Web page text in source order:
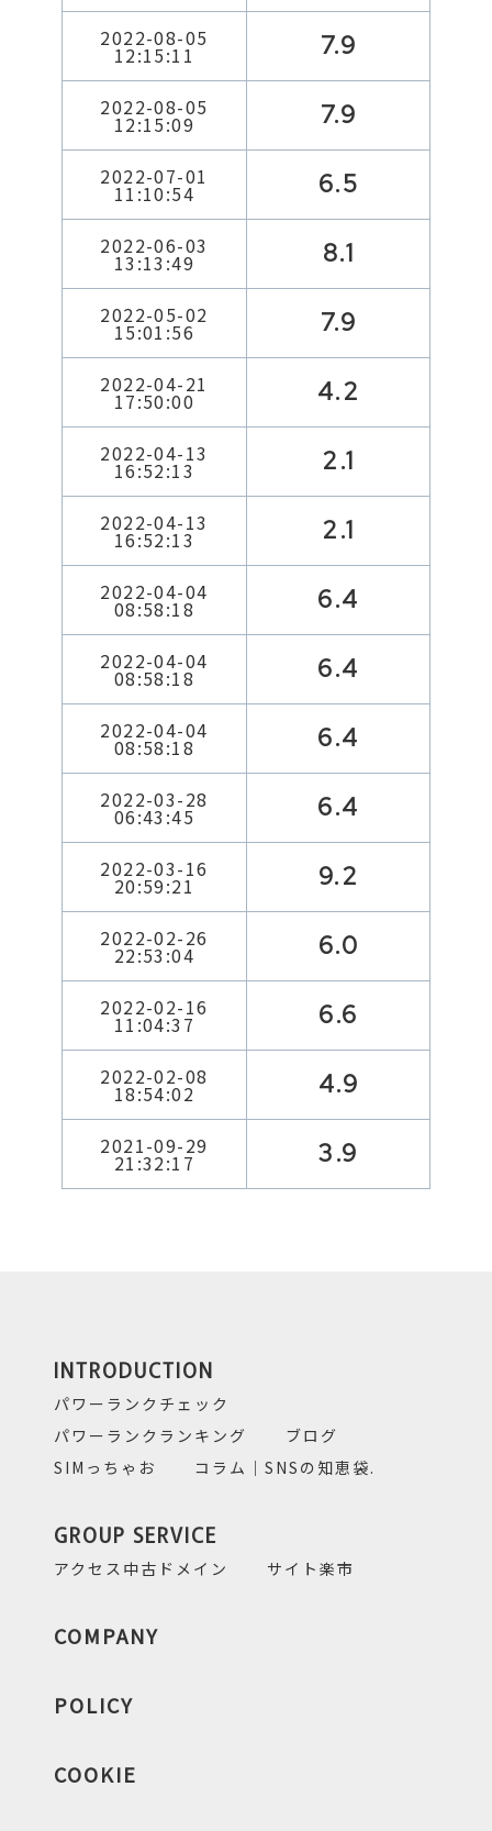
2022-08-05
12:15:11 7.9
2022-08-05
12:15:09 7.9
2022-07-01
11:10:54 6.5
2022-06-03
13:13:49 8.1
2022-05-02
15:01:56 7.9
2022-04-21
17:50:00 4.2
2022-04-13
16:52:13 2.1
2022-04-13
16:52:13 2.1
2022-04-04
08:58:18 6.4
2022-04-04
08:58:18 6.4
2022-04-04
08:58:18 6.4
2022-03-28
06:43:45 6.4
2022-03-16
20:59:21 9.2
2022-02-26
22:53:04 6.0
2022-02-16
11:04:37 6.6
2022-02-08
18:54:02 4.9
2021-09-29
21:32:17 3.9
INTRODUCTION
パワーランクチェック
パワーランクランキング
ブログ
SIMっちゃお
コラム｜SNSの知恵袋.
GROUP SERVICE
アクセス中古ドメイン サイト楽市
COMPANY
POLICY
COOKIE